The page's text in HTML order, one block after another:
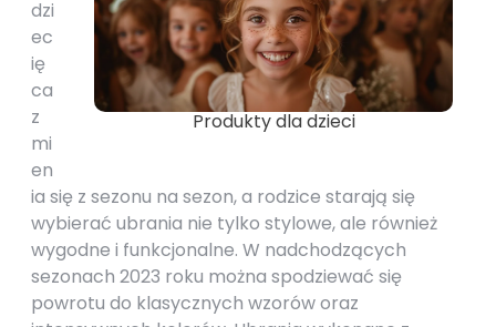
Produkty dla dzieci
dzi
ec
ię
ca
z
mi
en
ia się z sezonu na sezon, a rodzice starają się
wybierać ubrania nie tylko stylowe, ale również
wygodne i funkcjonalne. W nadchodzących
sezonach 2023 roku można spodziewać się
powrotu do klasycznych wzorów oraz